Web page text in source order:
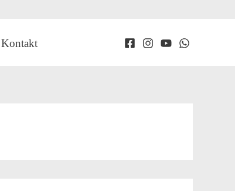
Kontakt